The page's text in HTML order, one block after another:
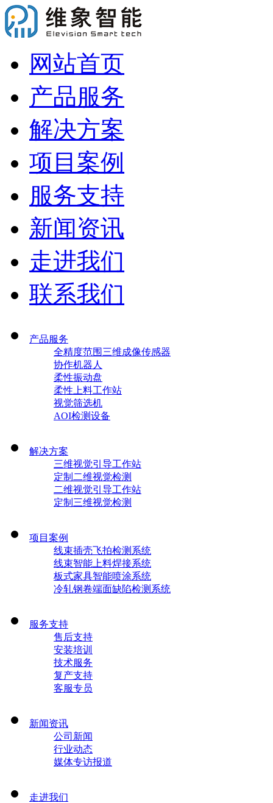
网站首页
产品服务
解决方案
项目案例
服务支持
新闻资讯
走进我们
联系我们
产品服务
全精度范围三维成像传感器
协作机器人
柔性振动盘
柔性上料工作站
视觉筛选机
AOI检测设备
解决方案
三维视觉引导工作站
定制二维视觉检测
二维视觉引导工作站
定制三维视觉检测
项目案例
线束插壳飞拍检测系统
线束智能上料焊接系统
板式家具智能喷涂系统
冷轧钢卷端面缺陷检测系统
服务支持
售后支持
安装培训
技术服务
复产支持
客服专员
新闻资讯
公司新闻
行业动态
媒体专访报道
走进我们